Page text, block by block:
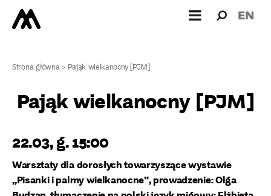
dla: EN
Strona główna> Pająk wielkanocny [PJM]
Pająk wielkanocny [PJM]
22.03, g. 15:00
Warsztaty dla dorosłych towarzyszące wystawie
„Pisanki i palmy wielkanocne”, prowadzenie: Olga